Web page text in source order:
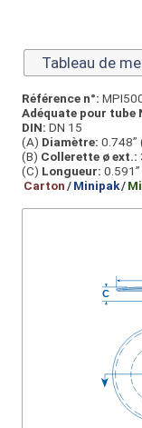
Tableau de
Référence n°:
Adéquate pour tube
DIN: DN 15
(A) Diamètre: 0.748”
(B) Collerette ø ext.:
(C) Longueur:
Carton/Minipak/